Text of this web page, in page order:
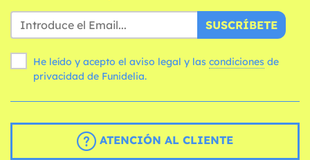
SUSCRÍBETE
He leído y acepto el aviso legal y las condiciones
privacidad de Funidelia.
ATENCIÓN AL CLIENTE